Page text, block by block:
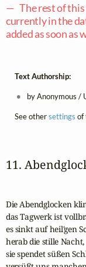
— The rest of
currently in the
added as soon as
Text Authorship:
by Anonymous /
See othersettings of
11.
Die Abendglocken
das Tagwerk ist
es sinkt auf heil'gen
herab die stille Nacht,
sie spendet süßen